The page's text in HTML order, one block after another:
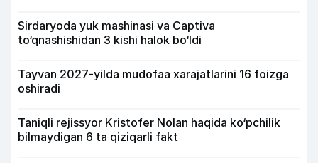
Sirdaryoda yuk mashinasi va Captiva
to‘qnashishidan 3 kishi halok bo‘ldi
Tayvan 2027-yilda mudofaa xarajatlarini 16 foizga
oshiradi
Taniqli rejissyor Kristofer Nolan haqida ko‘pchilik
bilmaydigan 6 ta qiziqarli fakt